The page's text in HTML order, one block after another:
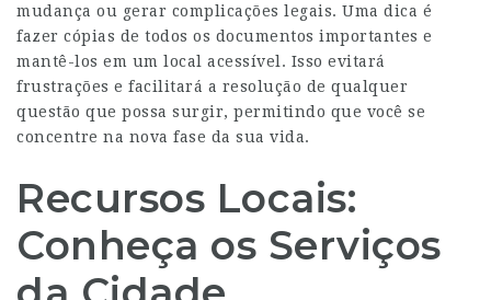
mudança ou gerar complicações legais. Uma dica é
fazer cópias de todos os documentos importantes e
mantê-los em um local acessível. Isso evitará
frustrações e facilitará a resolução de qualquer
questão que possa surgir, permitindo que você se
concentre na nova fase da sua vida.
Recursos Locais:
Conheça os Serviços